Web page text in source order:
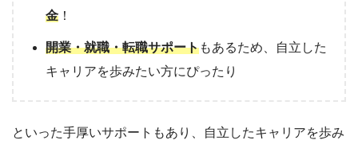
金 ！
開業・就職・転職サポートもあるため、自立した
キャリアを歩みたい方にぴったり
といった手厚いサポートもあり、自立したキャリアを歩み